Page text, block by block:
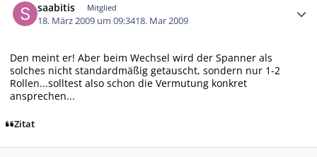
saabitis Mitglied
18. März 2009 um 09:3418. Mar 2009
Den meint er! Aber beim Wechsel wird der Spanner als
solches nicht standardmäßig getauscht, sondern nur 1-2
Rollen...solltest also schon die Vermutung konkret
ansprechen...
Zitat